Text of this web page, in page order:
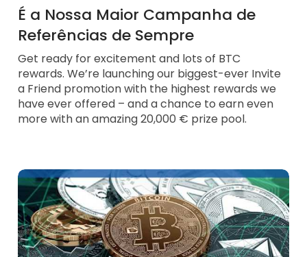
É a Nossa Maior Campanha de
Referências de Sempre
Get ready for excitement and lots of BTC
rewards. We’re launching our biggest-ever Invite
a Friend promotion with the highest rewards we
have ever offered – and a chance to earn even
more with an amazing 20,000 € prize pool.
Programa de Embaixadores